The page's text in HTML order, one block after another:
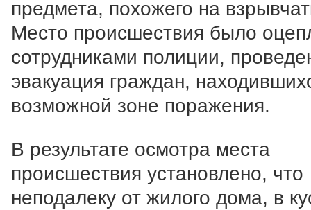
предмета, похожего на
Место происшествия было
сотрудниками полиции,
эвакуация граждан,
возможной зоне поражения.
В результате осмотра места
происшествия установлено, что
неподалеку от жилого дома, в